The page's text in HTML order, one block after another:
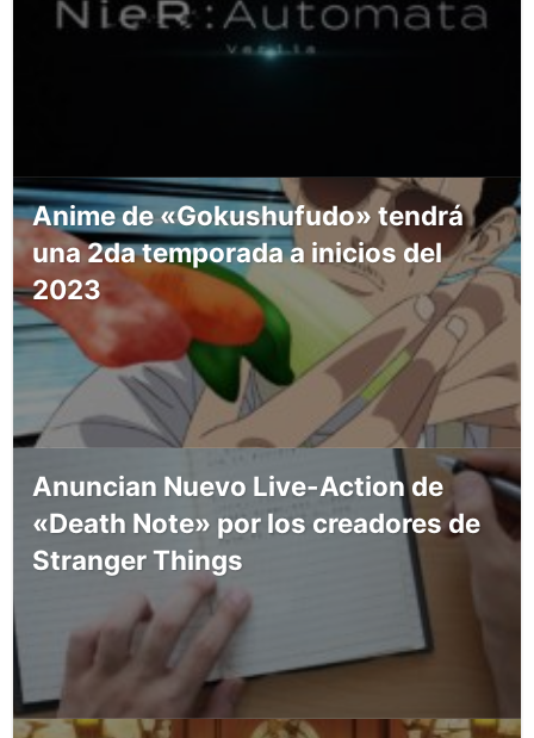
Anime de «Gokushufudo» tendrá
una 2da temporada a inicios del
2023
Anuncian Nuevo Live-Action de
«Death Note» por los creadores de
Stranger Things